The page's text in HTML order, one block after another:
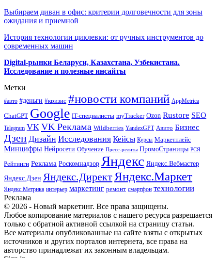
Выбираем диван в офис: критерии долговечности для зоны
ожидания и приемной
История технологии циклевки: от ручных инструментов до
современных машин
Digital-рынки Беларуси, Казахстана, Узбекистана.
Исследование и полезные инсайты
Метки
#авто #деньги #кризис #новости компаний AppMetrica
ChatGPT Google IT-специалисты myTracker Ozon Rustore SEO
Telegram VK VK Реклама Wildberries YandexGPT Авито Бизнес
Дзен Дизайн Исследования Кейсы Курсы Маркетплейс
Минцифры Нейросети Обучение Пресс-релизы ПромоСтраницы РСЯ
Рейтинги Реклама Роскомнадзор Яндекс Яндекс.Вебмастер
Яндекс.Дзен Яндекс.ДиректЯндекс.Маркет
Яндекс.Метрика интерьер маркетинг ремонт смартфон технологии
Реклама
© 2026 - Новый маркетинг. Все права защищены.
Любое копирование материалов с нашего ресурса разрешается
только с обратной активной ссылкой на страницу статьи.
Все материалы опубликованные на сайте взяты с открытых
источников и других порталов интернета, все права на
авторство принадлежат их законным владельцам.